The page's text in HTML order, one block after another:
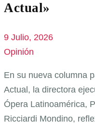
Actual»
9 Julio, 2026
Opinión
En su nueva columna
Actual, la directora
Ópera Latinoamérica,
Ricciardi Mondino,